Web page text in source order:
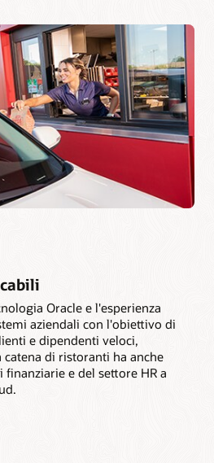
Oracle e l'esperienza
aziendali con l'obiettivo di
e dipendenti veloci,
di ristoranti ha anche
e del settore HR a